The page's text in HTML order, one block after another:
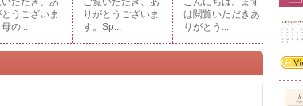
とうございま
の...
りがとうございま
す。Sp...
は閲覧いただきあ
りがとう...